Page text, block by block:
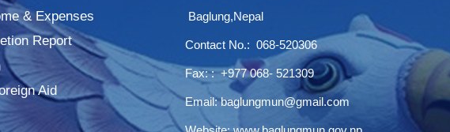
& Expenses
Report
Aid
Baglung,Nepal
Contact No.: 068-520306
Fax: : +977 068- 521309
Email:baglungmun@gmail.com